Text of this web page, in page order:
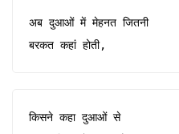
अब दुआओं में मेहनत जितनी
बरकत कहां होती,
किसने कहा दुआओं से